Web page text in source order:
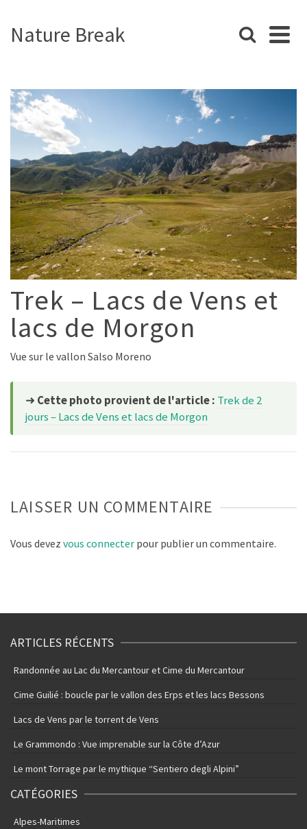
Nature Break
Trek – Lacs de Vens et
lacs de Morgon
Vue sur le vallon Salso Moreno
➜ Cette photo provient de l'article : Trek de 2
jours – Lacs de Vens et lacs de Morgon
LAISSER UN COMMENTAIRE
Vous devez vous connecter pour publier un commentaire.
ARTICLES RÉCENTS
Randonnée au Lac du Mercantour et Cime du Mercantour
Cime Guilié : boucle par le vallon des Erps et les lacs Bessons
Lacs de Vens par le torrent de Vens
Le Grammondo : Vue imprenable sur la Côte d’Azur
Le mont Torrage par le mythique “Sentiero degli Alpini”
CATÉGORIES
Alpes-Maritimes